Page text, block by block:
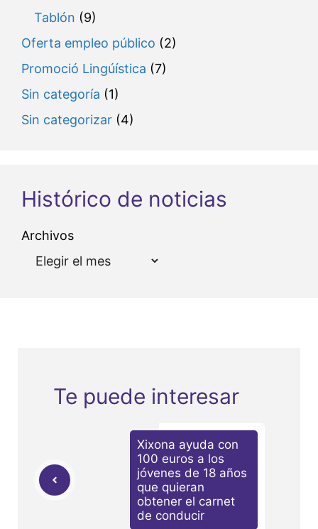
Tablón (9)
Oferta empleo público (2)
Promoció Lingúística (7)
Sin categoría (1)
Sin categorizar (4)
Histórico de noticias
Archivos
Te puede interesar
Xixona ayuda con
100 euros a los
jóvenes de 18 años
que quieran
obtener el carnet
de conducir